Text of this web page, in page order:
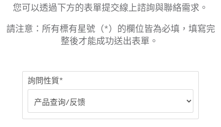
您可以透過下方的表單提交線上諮詢與聯絡需求。
請注意：所有標有星號（*）的欄位皆為必填，填寫完
整後才能成功送出表單。
詢問性質*